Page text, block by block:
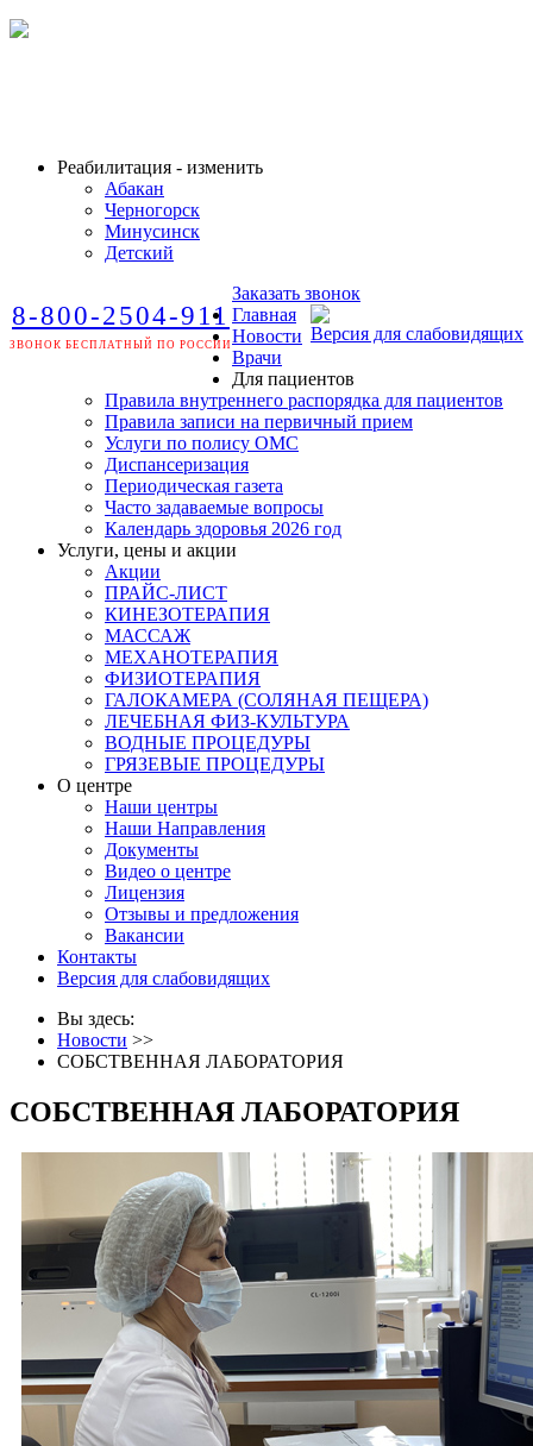
Реабилитация - изменить
Абакан
Черногорск
Минусинск
Детский
8-800-2504-911
ЗВОНОК БЕСПЛАТНЫЙ ПО РОССИИ
Заказать звонок
Версия для слабовидящих
Главная
Новости
Врачи
Для пациентов
Правила внутреннего распорядка для пациентов
Правила записи на первичный прием
Услуги по полису ОМС
Диспансеризация
Периодическая газета
Часто задаваемые вопросы
Календарь здоровья 2026 год
Услуги, цены и акции
Акции
ПРАЙС-ЛИСТ
КИНЕЗОТЕРАПИЯ
МАССАЖ
МЕХАНОТЕРАПИЯ
ФИЗИОТЕРАПИЯ
ГАЛОКАМЕРА (СОЛЯНАЯ ПЕЩЕРА)
ЛЕЧЕБНАЯ ФИЗ-КУЛЬТУРА
ВОДНЫЕ ПРОЦЕДУРЫ
ГРЯЗЕВЫЕ ПРОЦЕДУРЫ
О центре
Наши центры
Наши Направления
Документы
Видео о центре
Лицензия
Отзывы и предложения
Вакансии
Контакты
Версия для слабовидящих
Вы здесь:
Новости >>
СОБСТВЕННАЯ ЛАБОРАТОРИЯ
СОБСТВЕННАЯ ЛАБОРАТОРИЯ